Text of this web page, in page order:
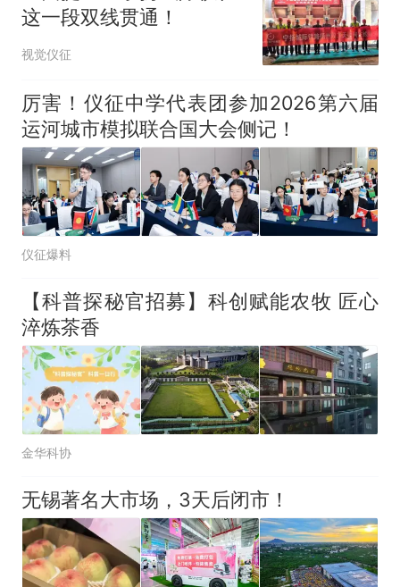
这一段双线贯通！
视觉仪征
厉害！仪征中学代表团参加2026第六届
运河城市模拟联合国大会侧记！
仪征爆料
【科普探秘官招募】科创赋能农牧 匠心
淬炼茶香
金华科协
无锡著名大市场，3天后闭市！